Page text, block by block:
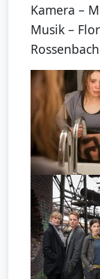
Kamera –
Musik –
Rossenbach